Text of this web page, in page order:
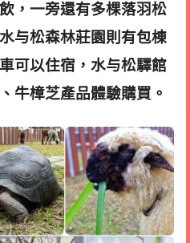
，一旁還有多棵落羽松
与松森林莊園則有包棟
可以住宿， 水与松驛館
牛樟芝產品體驗購買。